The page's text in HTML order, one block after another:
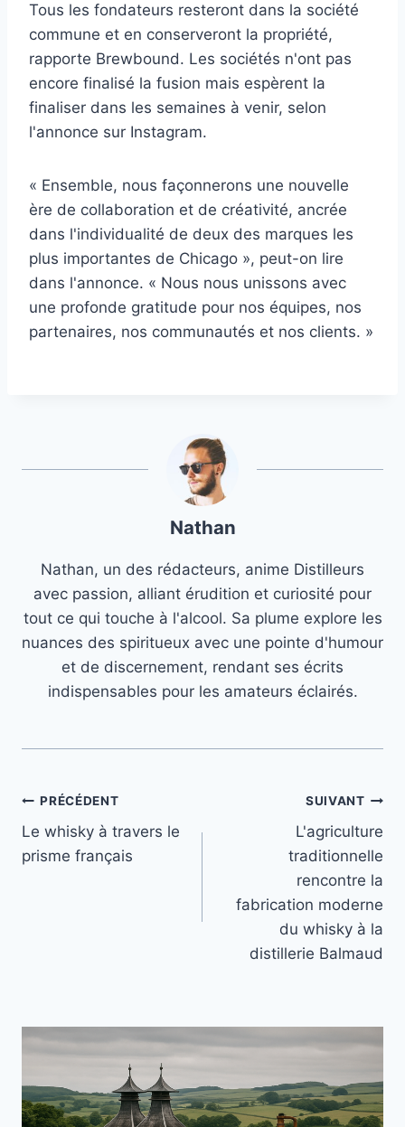
Tous les fondateurs resteront dans la société
commune et en conserveront la propriété,
rapporte Brewbound. Les sociétés n'ont pas
encore finalisé la fusion mais espèrent la
finaliser dans les semaines à venir, selon
l'annonce sur Instagram.
« Ensemble, nous façonnerons une nouvelle
ère de collaboration et de créativité, ancrée
dans l'individualité de deux des marques les
plus importantes de Chicago », peut-on lire
dans l'annonce. « Nous nous unissons avec
une profonde gratitude pour nos équipes, nos
partenaires, nos communautés et nos clients. »
Nathan
Nathan, un des rédacteurs, anime Distilleurs
avec passion, alliant érudition et curiosité pour
tout ce qui touche à l'alcool. Sa plume explore les
nuances des spiritueux avec une pointe d'humour
et de discernement, rendant ses écrits
indispensables pour les amateurs éclairés.
Navigation
de
PRÉCÉDENT
Le whisky à travers le
prisme français
SUIVANT
L'agriculture
traditionnelle
rencontre la
fabrication moderne
du whisky à la
distillerie Balmaud